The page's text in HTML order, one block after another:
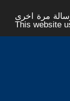
مرة اخرى -
This website